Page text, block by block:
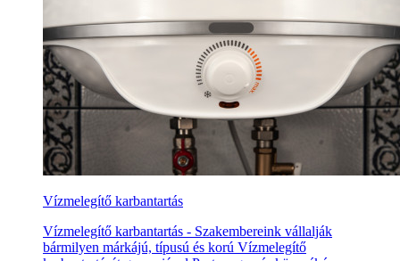
Vízmelegítő karbantartás
Vízmelegítő karbantartás - Szakembereink vállalják
bármilyen márkájú, típusú és korú Vízmelegítő